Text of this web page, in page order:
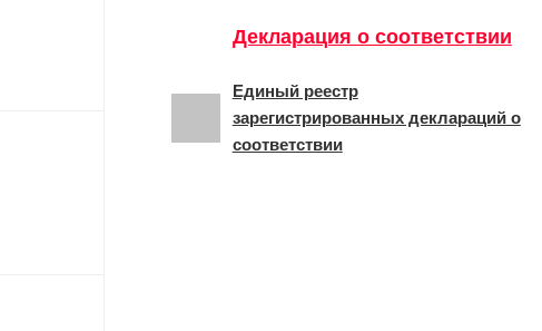
Декларация о соответствии
Единый реестр
зарегистрированных деклараций о
соответствии